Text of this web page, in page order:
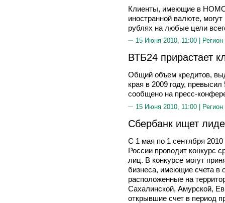
Клиенты, имеющие в
иностранной валюте,
рублях на любые цели
15 Июня 2010, 11:00 |
ВТБ24 прирастает
Общий объем кредитов,
края в 2009 году,
сообщено на пресс-
15 Июня 2010, 11:00 | Регион
Сбербанк ищет
С 1 мая по 1 сентября
России проводит конкурс
лиц. В конкурсе могут
бизнеса, имеющие счета в
расположенные на
Сахалинской, Амурской,
открывшие счет в период